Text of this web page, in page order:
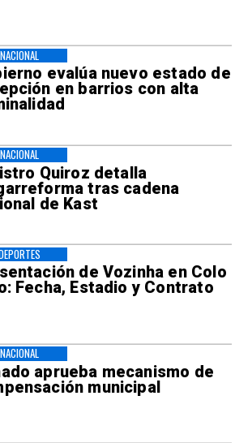
evalúa nuevo estado de
en barrios con alta
NACIONAL
Quiroz detalla
tras cadena
de Kast
NACIONAL
de Vozinha en Colo
Fecha, Estadio y Contrato
aprueba mecanismo de
municipal
NACIONAL